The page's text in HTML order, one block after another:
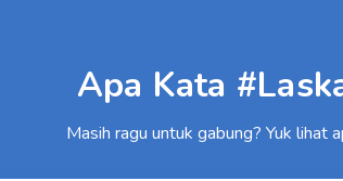
Apa Kata
Masih ragu untuk gabung? Yuk lihat